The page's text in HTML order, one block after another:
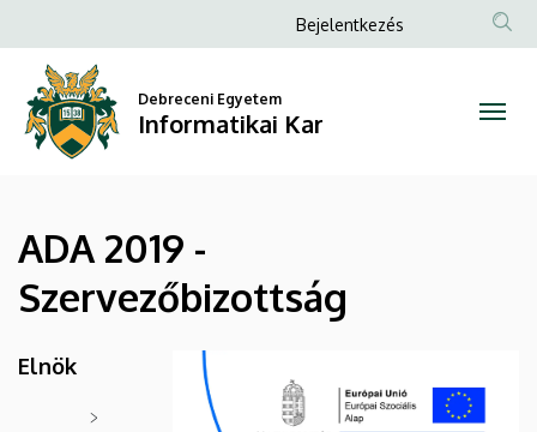
2019
Szervezőbizottság
Informatikai
Kar
a
tartalomra
Anonim
menüje
Bejelentkezés
Debreceni Egyetem
Informatikai Kar
ADA 2019 -
Szervezőbizottság
Elnök